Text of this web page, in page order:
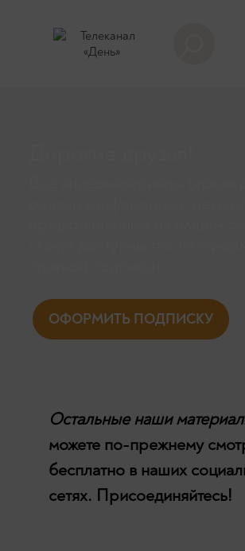
ОФОРМИТЬ ПОДПИСКУ
Остальные наши
можете по-прежнему
бесплатно в наших
сетях. Присоединяйтесь!